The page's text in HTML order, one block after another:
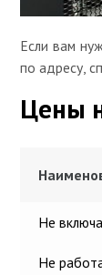
Если вам
по адресу,
Цены
Не
Не